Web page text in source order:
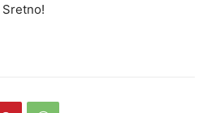
Sretno!